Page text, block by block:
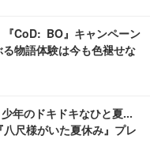
『CoD: BO』キャンペーン
物語体験は今も色褪せな
年のドキドキなひと夏…
尺様がいた夏休み』プレ